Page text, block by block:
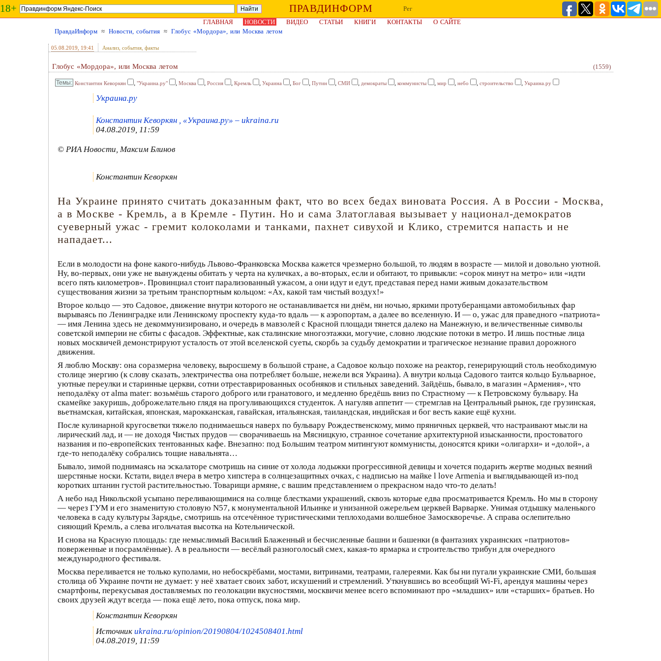
18+ ПРАВДИНФОРМ
Рег
ГЛАВНАЯ
НОВОСТИ ВИДЕО СТАТЬИ КНИГИ КОНТАКТЫ
О САЙТЕ
ПравдаИнформ ≈ Новости, события ≈ Глобус «Мордора», или Москва летом
05.08.2019 , 19:41 Анализ, события, факты
Глобус «Мордора», или Москва летом (1559)
Константин Кеворкян , "Украина.ру" , Москва , Россия , Кремль , Украина , Бог , Путин , СМИ , демократы , коммунисты , мир , небо , строительство , Украина.ру
Украина.ру
Константин Кеворкян , «Украина.ру» – ukraina.ru
04.08.2019, 11:59
© РИА Новости, Максим Блинов
Константин Кеворкян
На Украине принято считать доказанным факт, что во всех бедах виновата Россия. А в России - Москва,
а в Москве - Кремль, а в Кремле - Путин. Но и сама Златоглавая вызывает у национал-демократов
суеверный ужас - гремит колоколами и танками, пахнет сивухой и Клико, стремится напасть и не
нападает...
Если в молодости на фоне какого-нибудь Львово-Франковска Москва кажется чрезмерно большой, то людям в возрасте — милой и довольно уютной.
Ну, во-первых, они уже не вынуждены обитать у черта на куличках, а во-вторых, если и обитают, то привыкли: «сорок минут на метро» или «идти
всего пять километров». Провинциал стоит парализованный ужасом, а они идут и едут, представая перед нами живым доказательством
существования жизни за третьим транспортным кольцом: «Ах, какой там чистый воздух!»
Второе кольцо — это Садовое, движение внутри которого не останавливается ни днём, ни ночью, яркими протуберанцами автомобильных фар
вырываясь по Ленинградке или Ленинскому проспекту куда-то вдаль — к аэропортам, а далее во вселенную. И — о, ужас для праведного «патриота»
— имя Ленина здесь не декоммунизировано, и очередь в мавзолей с Красной площади тянется далеко на Манежную, и величественные символы
советской империи не сбиты с фасадов. Эффектные, как сталинские многоэтажки, могучие, словно людские потоки в метро. И лишь постные лица
новых москвичей демонстрируют усталость от этой вселенской суеты, скорбь за судьбу демократии и трагическое незнание правил дорожного
движения.
Я люблю Москву: она соразмерна человеку, выросшему в большой стране, а Садовое кольцо похоже на реактор, генерирующий столь необходимую
столице энергию (к слову сказать, электричества она потребляет больше, нежели вся Украина). А внутри кольца Садового таится кольцо Бульварное,
уютные переулки и старинные церкви, сотни отреставрированных особняков и стильных заведений. Зайдёшь, бывало, в магазин «Армения», что
неподалёку от alma mater: возьмёшь старого доброго или гранатового, и медленно бредёшь вниз по Страстному — к Петровскому бульвару. На
скамейке закуришь, доброжелательно глядя на прогуливающихся студенток. А нагуляв аппетит — стремглав на Центральный рынок, где грузинская,
вьетнамская, китайская, японская, марокканская, гавайская, итальянская, таиландская, индийская и бог весть какие ещё кухни.
После кулинарной кругосветки тяжело поднимаешься наверх по бульвару Рождественскому, мимо пряничных церквей, что настраивают мысли на
лирический лад, и — не доходя Чистых прудов — сворачиваешь на Мясницкую, странное сочетание архитектурной изысканности, простоватого
названия и по-европейских тентованных кафе. Внезапно: под Большим театром митингуют коммунисты, доносятся крики «олигархи» и «долой», а
где-то неподалёку собрались тощие навальнята…
Бывало, зимой поднимаясь на эскалаторе смотришь на синие от холода лодыжки прогрессивной девицы и хочется подарить жертве модных веяний
шерстяные носки. Кстати, видел вчера в метро хипстера в солнцезащитных очках, с надписью на майке l love Armenia и выглядывающей из-под
коротких штанин густой растительностью. Товарищи армяне, с вашим представлением о прекрасном надо что-то делать!
А небо над Никольской усыпано переливающимися на солнце блестками украшений, сквозь которые едва просматривается Кремль. Но мы в сторону
— через ГУМ и его знаменитую столовую N57, к монументальной Ильинке и унизанной ожерельем церквей Варварке. Унимая отдышку маленького
человека в саду культуры Зарядье, смотришь на отсечённое туристическими теплоходами волшебное Замоскворечье. А справа ослепительно
сияющий Кремль, а слева игольчатая высотка на Котельнической.
И снова на Красную площадь: где немыслимый Василий Блаженный и бесчисленные башни и башенки (в фантазиях украинских «патриотов»
поверженные и посрамлённые). А в реальности — весёлый разноголосый смех, какая-то ярмарка и строительство трибун для очередного
международного фестиваля.
Москва переливается не только куполами, но небоскрёбами, мостами, витринами, театрами, галереями. Как бы ни пугали украинские СМИ, большая
столица об Украине почти не думает: у неё хватает своих забот, искушений и стремлений. Уткнувшись во всеобщий Wi-Fi, арендуя машины через
смартфоны, перекусывая доставляемых по геолокации вкусностями, москвичи менее всего вспоминают про «младших» или «старших» братьев. Но
своих друзей ждут всегда — пока ещё лето, пока отпуск, пока мир.
Константин Кеворкян
Источник ukraina.ru/opinion/20190804/1024508401.html
04.08.2019, 11:59